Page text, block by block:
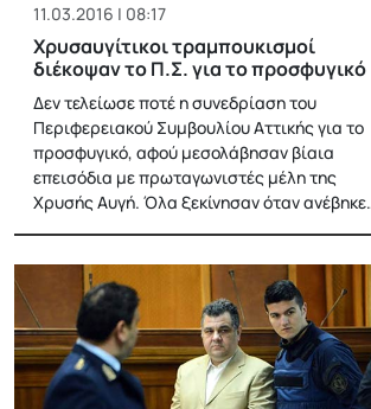
11.03.2016 | 08:17
Χρυσαυγίτικοι τραμπουκισμοί
διέκοψαν το Π.Σ. για το προσφυγικό
Δεν τελείωσε ποτέ η συνεδρίαση του
Περιφερειακού Συμβουλίου Αττικής για το
προσφυγικό, αφού μεσολάβησαν βίαια
επεισόδια με πρωταγωνιστές μέλη της
Χρυσής Αυγή. Όλα ξεκίνησαν όταν